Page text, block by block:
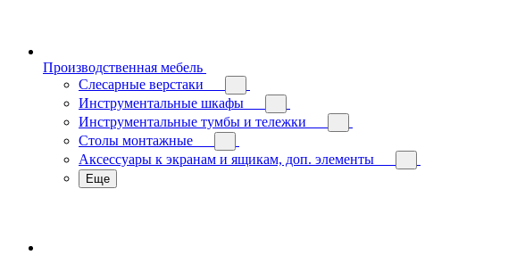
Производственная мебель
Слесарные верстаки
Инструментальные шкафы
Инструментальные тумбы и тележки
Столы монтажные
Аксессуары к экранам и ящикам, доп. элементы
Еще